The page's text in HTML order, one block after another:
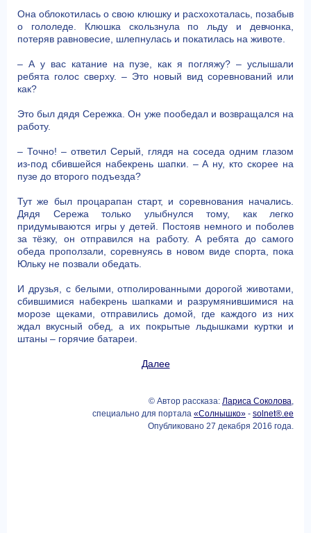
Она облокотилась о свою клюшку и расхохоталась, позабыв
о гололеде. Клюшка скользнула по льду и девчонка,
потеряв равновесие, шлепнулась и покатилась на животе.
– А у вас катание на пузе, как я погляжу? – услышали
ребята голос сверху. – Это новый вид соревнований или
как?
Это был дядя Сережка. Он уже пообедал и возвращался на
работу.
– Точно! – ответил Серый, глядя на соседа одним глазом
из-под сбившейся набекрень шапки. – А ну, кто скорее на
пузе до второго подъезда?
Тут же был процарапан старт, и соревнования начались.
Дядя Сережа только улыбнулся тому, как легко
придумываются игры у детей. Постояв немного и поболев
за тёзку, он отправился на работу. А ребята до самого
обеда проползали, соревнуясь в новом виде спорта, пока
Юльку не позвали обедать.
И друзья, с белыми, отполированными дорогой животами,
сбившимися набекрень шапками и разрумянившимися на
морозе щеками, отправились домой, где каждого из них
ждал вкусный обед, а их покрытые льдышками куртки и
штаны – горячие батареи.
Далее
© Автор рассказа: Лариса Соколова,
специально для портала «Солнышко» - solnet®.ee
Опубликовано 27 декабря 2016 года.